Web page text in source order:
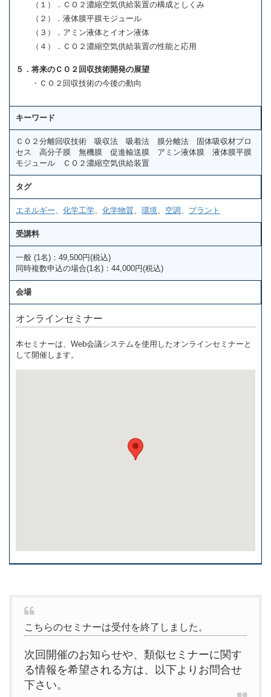
（１）．ＣＯ２濃縮空気供給装置の構成としくみ
（２）．液体膜平膜モジュール
（３）．アミン液体とイオン液体
（４）．ＣＯ２濃縮空気供給装置の性能と応用
５．将来のＣＯ２回収技術開発の展望
・ＣＯ２回収技術の今後の動向
キーワード
ＣＯ２分離回収技術 吸収法 吸着法 膜分離法 固体吸収材プロ
セス 高分子膜 無機膜 促進輸送膜 アミン液体膜 液体膜平膜
モジュール ＣＯ２濃縮空気供給装置
タグ
エネルギー 化学工学 化学物質 環境 空調 プラント
受講料
一般 (1名)：49,500円(税込)
同時複数申込の場合(1名)：44,000円(税込)
会場
オンラインセミナー
本セミナーは、Web会議システムを使用したオンラインセミナーと
して開催します。
こちらのセミナーは受付を終了しました。
次回開催のお知らせや、類似セミナーに関す
る情報を希望される方は、以下よりお問合せ
下さい。